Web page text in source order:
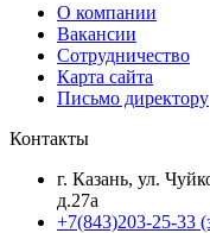
О компании
Вакансии
Сотрудничество
Карта сайта
Письмо директору
Контакты
г. Казань, ул.
д.27а
+7(843)203-25-33